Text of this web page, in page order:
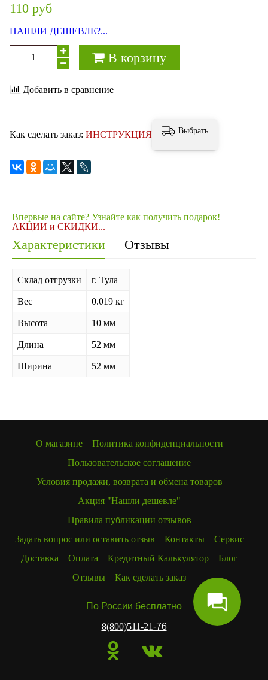
110 руб
НАШЛИ ДЕШЕВЛЕ?...
В корзину
Добавить в сравнение
Как сделать заказ: ИНСТРУКЦИЯ Выбрать
Впервые на сайте? Узнайте как получить подарок!
АКЦИИ и СКИДКИ...
Характеристики Отзывы
Склад отгрузки г. Тула
Вес 0.019 кг
Высота 10 мм
Длина 52 мм
Ширина 52 мм
О магазине
Политика конфиденциальности
Пользовательское соглашение
Условия продажи, возврата и обмена товаров
Акция "Нашли дешевле"
Правила публикации отзывов
Задать вопрос или оставить отзыв
Контакты
Сервис
Доставка
Оплата Кредитный Калькулятор
Блог
Отзывы
Как сделать заказ
По России бесплатно
8(800)511-21-76